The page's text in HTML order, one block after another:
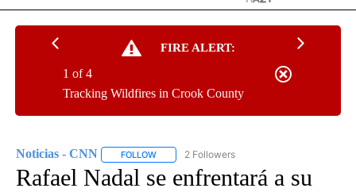
FIRE ALERT:
Tracking Wildfires in Crook County
1 of 4
Noticias - CNN FOLLOW FOLLOW "NOTICIAS - CNN" TO RECEIVE
2 Followers
Rafael Nadal se enfrentará a su